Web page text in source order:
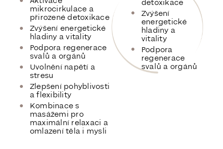
mikrocirkulace a
přirozené detoxikace
Zvýšení energetické
hladiny a vitality
Podpora regenerace
svalů a orgánů
Uvolnění napětí a
stresu
Zlepšení pohyblivosti
a flexibility
Kombinace s
masážemi pro
maximální relaxaci a
omlazení těla i mysli
detoxikace
Zvýšení
energetické
hladiny a
vitality
Podpora
regenerace
svalů a orgánů